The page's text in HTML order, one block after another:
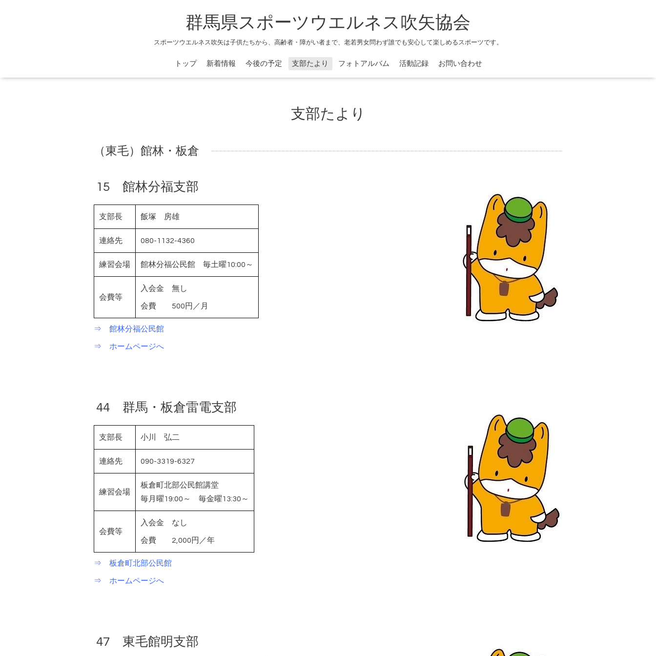
群馬県スポーツウエルネス吹矢協会
スポーツウエルネス吹矢は子供たちから、高齢者・障がい者まで、老若男女問わず誰でも安心して楽しめるスポーツです。
トップ 新着情報 今後の予定 支部たより フォトアルバム 活動記録 お問い合わせ
支部たより
（東毛）館林・板倉
15 館林分福支部
支部長 飯塚 房雄
連絡先 080-1132-4360
練習会場 館林分福公民館 毎土曜10:00～
会費等
入会金 無し
会費 500円／月
⇒ 館林分福公民館
⇒ ホームページへ
44 群馬・板倉雷電支部
支部長 小川 弘二
連絡先 090-3319-6327
練習会場
板倉町北部公民館講堂
毎月曜19:00～ 毎金曜13:30～
会費等
入会金 なし
会費 2,000円／年
⇒ 板倉町北部公民館
⇒ ホームページへ
47 東毛館明支部